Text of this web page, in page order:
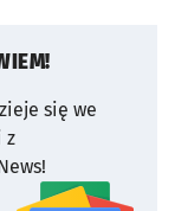
się we
z